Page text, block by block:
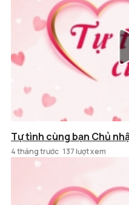
Tự tình cùng bạn Chủ
4 tháng trước 137 lượt xem